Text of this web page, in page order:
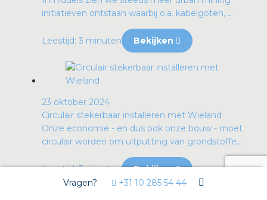
initiatieven ontstaan waarbij o.a. kabelgoten, ...
Leestijd: 3 minuten Bekijken
23 oktober 2024
Circulair stekerbaar installeren met Wieland
Onze economie - en dus ook onze bouw - moet
circulair worden om uitputting van grondstoffe...
Leestijd: 3 minuten
Bekijken
Vragen?
+31 10 285 54 44